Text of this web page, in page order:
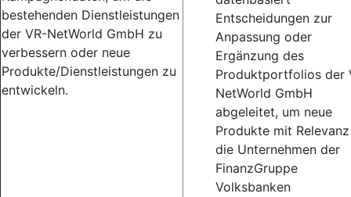
bestehenden Dienstleistungen
der VR-NetWorld GmbH zu
verbessern oder neue
Produkte/Dienstleistungen zu
entwickeln.
Entscheidungen zur
Anpassung oder
Ergänzung des
Produktportfolios der
NetWorld GmbH
abgeleitet, um neue
Produkte mit
die Unternehmen der
FinanzGruppe
Volksbanken